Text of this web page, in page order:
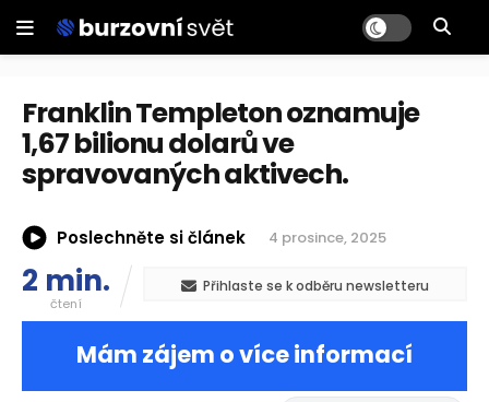
Franklin Templeton oznamuje
1,67 bilionu dolarů ve
spravovaných aktivech.
Poslechněte si článek 4 prosince, 2025
2 min.
čtení
Přihlaste se k odběru newsletteru
Mám zájem o více informací